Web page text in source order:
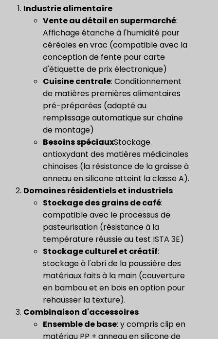
Industrie alimentaire
​Vente au détail en supermarché​:
Affichage étanche à l'humidité pour
céréales en vrac (compatible avec la
conception de fente pour carte
d'étiquette de prix électronique)
Cuisine centrale: Conditionnement
de matières premières alimentaires
pré-préparées (adapté au
remplissage automatique sur chaîne
de montage)
​Besoins spéciaux​Stockage
antioxydant des matières médicinales
chinoises (la résistance de la graisse à
anneau en silicone atteint la classe A).
Domaines résidentiels et industriels
Stockage des grains de café:
compatible avec le processus de
pasteurisation (résistance à la
température réussie au test ISTA 3E)
Stockage culturel et créatif:
stockage à l'abri de la poussière des
matériaux faits à la main (couverture
en bambou et en bois en option pour
rehausser la texture).
Combinaison d'accessoires
Ensemble de base: y compris clip en
matériau PP + anneau en silicone de